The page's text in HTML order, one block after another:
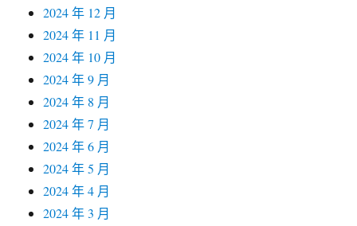
2024 年 12 月
2024 年 11 月
2024 年 10 月
2024 年 9 月
2024 年 8 月
2024 年 7 月
2024 年 6 月
2024 年 5 月
2024 年 4 月
2024 年 3 月